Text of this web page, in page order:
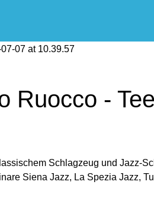
Ruocco -
Schlagzeug und Jazz-
Siena Jazz, La Spezia Jazz,